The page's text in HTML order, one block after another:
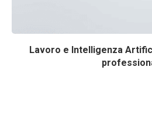
Lavoro e Intelligenza